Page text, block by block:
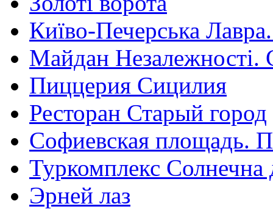
Київо-Печерська
Майдан Незалежності.
Пиццерия Сицилия
Ресторан Старый город
Софиевская площадь.
Туркомплекс Солнечна
Эрней лаз